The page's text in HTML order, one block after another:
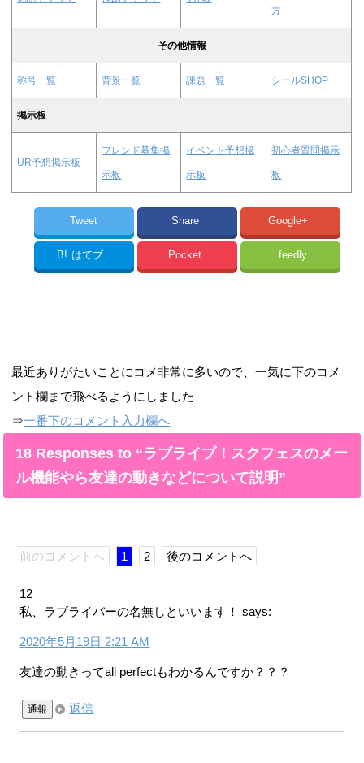
方
その他情報
称号一覧 背景一覧 課題一覧 シールSHOP
掲示板
UR予想掲示板
フレンド募集掲
示板
イベント予想掲
示板
初心者質問掲示
板
Tweet Share Google+
B! はてブ Pocket feedly
最近ありがたいことにコメ非常に多いので、一気に下のコメ
ント欄まで飛べるようにしました
⇒一番下のコメント入力欄へ
18 Responses to “ラブライブ！スクフェスのメー
ル機能やら友達の動きなどについて説明”
前のコメントへ 1 2 後のコメントへ
12
私、ラブライバーの名無しといいます！
says:
2020年5月19日 2:21 AM
友達の動きってall perfectもわかるんですか？？？
通報 返信